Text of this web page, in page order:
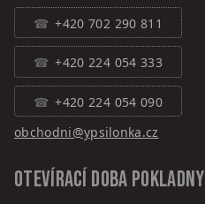
+420 702 290 811
+420 224 054 333
+420 224 054 090
obchodni@ypsilonka.cz
Otevírací doba pokladny